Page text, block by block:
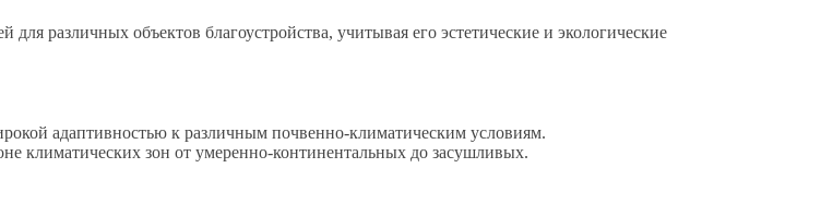
различных объектов благоустройства, учитывая его эстетические и экологические
адаптивностью к различным почвенно-климатическим условиям.
климатических зон от умеренно-континентальных до засушливых.